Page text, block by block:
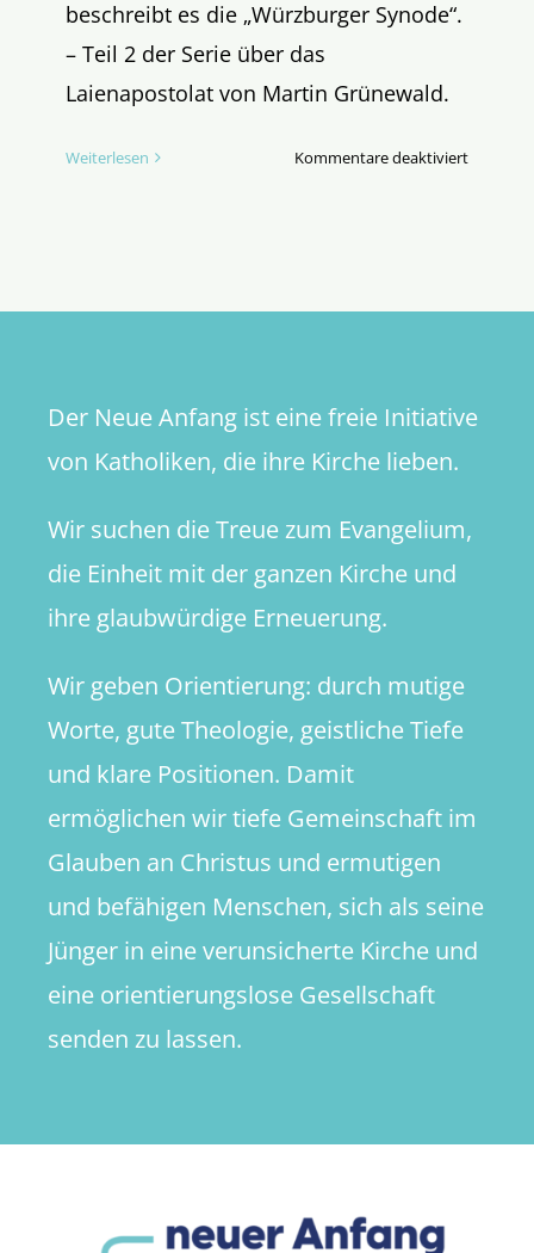
beschreibt es die „Würzburger Synode“.
– Teil 2 der Serie über das
Laienapostolat von Martin Grünewald.
Weiterlesen Kommentare deaktiviertfür
2)
Der Neue Anfang ist eine freie Initiative
von Katholiken, die ihre Kirche lieben.
Wir suchen die Treue zum Evangelium,
die Einheit mit der ganzen Kirche und
ihre glaubwürdige Erneuerung.
Wir geben Orientierung: durch mutige
Worte, gute Theologie, geistliche Tiefe
und klare Positionen. Damit
ermöglichen wir tiefe Gemeinschaft im
Glauben an Christus und ermutigen
und befähigen Menschen, sich als seine
Jünger in eine verunsicherte Kirche und
eine orientierungslose Gesellschaft
senden zu lassen.